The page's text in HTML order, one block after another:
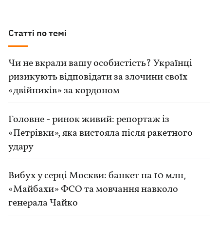
Статті по темі
Чи не вкрали вашу особистість? Українці
ризикують відповідати за злочини своїх
«двійників» за кордоном
Головне - ринок живий: репортаж із
«Петрівки», яка вистояла після ракетного
удару
Вибух у серці Москви: банкет на 10 млн,
«Майбахи» ФСО та мовчання навколо
генерала Чайко